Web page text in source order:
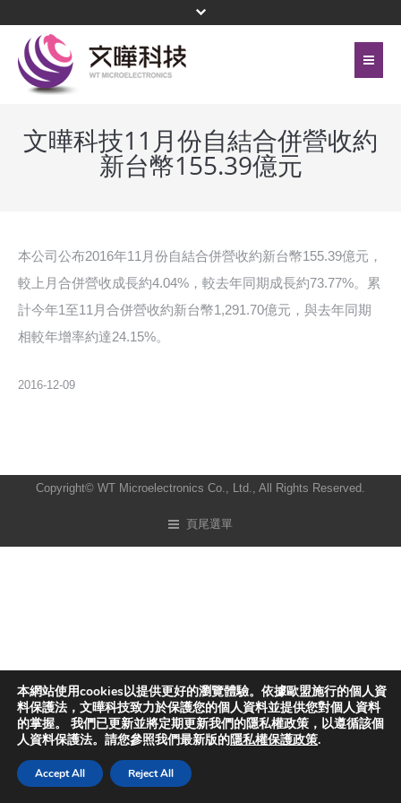
代理產品線
公司治理
聯絡我們
隱私權保護政策
頁尾選單
文曄科技11月份自結合併營收約
新台幣155.39億元
本公司公布2016年11月份自結合併營收約新台幣155.39億元，
較上月合併營收成長約4.04%，較去年同期成長約73.77%。累
計今年1至11月合併營收約新台幣1,291.70億元，與去年同期
相較年增率約達24.15%。
2016-12-09
Copyright© WT Microelectronics Co., Ltd., All Rights Reserved.
頁尾選單
本網站使用cookies以提供更好的瀏覽體驗。依據歐盟施行的個人資
料保護法，文曄科技致力於保護您的個人資料並提供您對個人資料
的掌握。 我們已更新並將定期更新我們的隱私權政策，以遵循該個
人資料保護法。請您參照我們最新版的隱私權保護政策.
Accept All Reject All